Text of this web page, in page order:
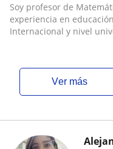
Soy profesor de
experiencia en
Internacional y nivel
ver más